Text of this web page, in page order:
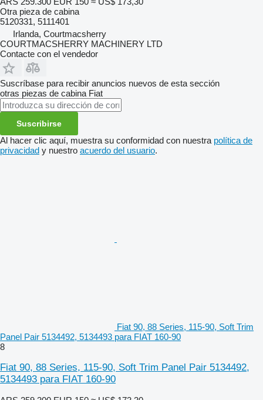
Otra pieza de cabina
5120331, 5111401
Irlanda, Courtmacsherry
COURTMACSHERRY MACHINERY LTD
Contacte con el vendedor
Suscríbase para recibir anuncios nuevos de esta sección
otras piezas de cabina Fiat
Suscribirse
Al hacer clic aquí, muestra su conformidad con nuestra política de
privacidad y nuestro acuerdo del usuario.
Fiat 90, 88 Series, 115-90, Soft Trim
Panel Pair 5134492, 5134493 para FIAT 160-90
8
Fiat 90, 88 Series, 115-90, Soft Trim Panel Pair 5134492,
5134493 para FIAT 160-90